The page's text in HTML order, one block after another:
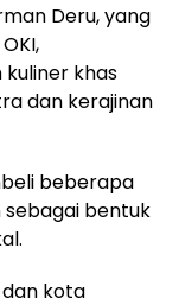
Deru, yang
khas
dan kerajinan
beberapa
bentuk
kota